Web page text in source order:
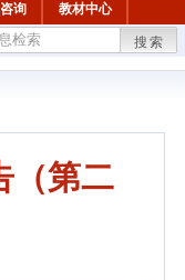
询
教材中心
搜索
（第二